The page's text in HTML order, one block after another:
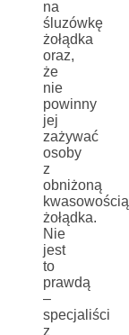
na
śluzówkę
żołądka
oraz,
że
nie
powinny
jej
zażywać
osoby
z
obniżoną
kwasowością
żołądka.
Nie
jest
to
prawdą
–
specjaliści
z